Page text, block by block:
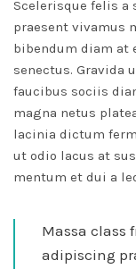
Scelerisque felis a
praesent vivamus
bibendum diam at
senectus. Gravida
faucibus sociis
magna netus
lacinia dictum
ut odio lacus at
mentum et dui a
Massa class
adipiscing